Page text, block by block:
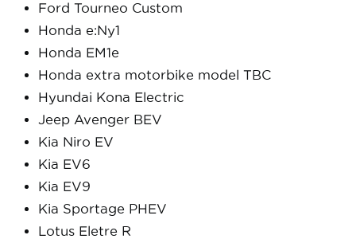
Ford Tourneo Custom
Honda e:Ny1
Honda EM1e
Honda extra motorbike model TBC
Hyundai Kona Electric
Jeep Avenger BEV
Kia Niro EV
Kia EV6
Kia EV9
Kia Sportage PHEV
Lotus Eletre R